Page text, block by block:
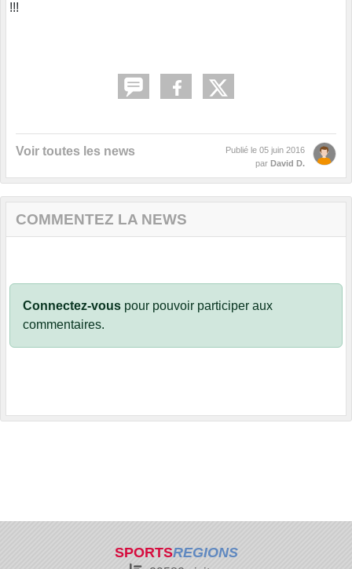
!!!
Voir toutes les news Publié le 05 juin 2016
par David D.
COMMENTEZ LA NEWS
Connectez-vous pour pouvoir participer aux
commentaires.
SPORTSREGIONS